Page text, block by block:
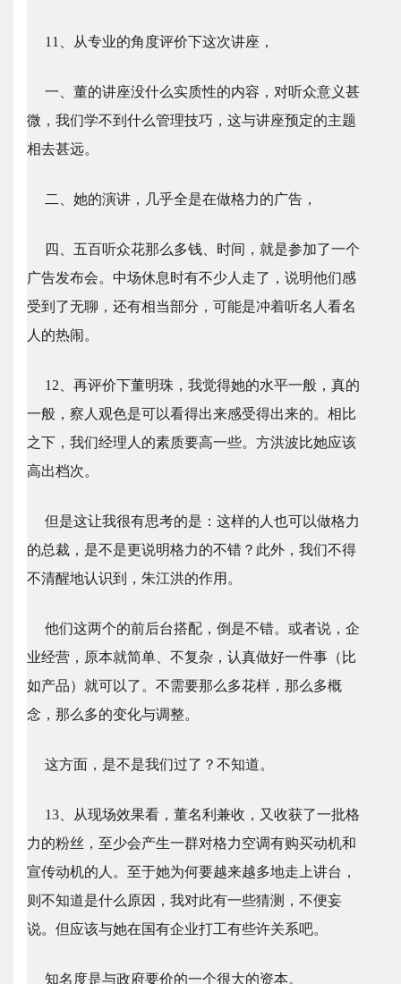
11、从专业的角度评价下这次讲座，
一、董的讲座没什么实质性的内容，对听众意义甚
微，我们学不到什么管理技巧，这与讲座预定的主题
相去甚远。
二、她的演讲，几乎全是在做格力的广告，
四、五百听众花那么多钱、时间，就是参加了一个
广告发布会。中场休息时有不少人走了，说明他们感
受到了无聊，还有相当部分，可能是冲着听名人看名
人的热闹。
12、再评价下董明珠，我觉得她的水平一般，真的
一般，察人观色是可以看得出来感受得出来的。相比
之下，我们经理人的素质要高一些。方洪波比她应该
高出档次。
但是这让我很有思考的是：这样的人也可以做格力
的总裁，是不是更说明格力的不错？此外，我们不得
不清醒地认识到，朱江洪的作用。
他们这两个的前后台搭配，倒是不错。或者说，企
业经营，原本就简单、不复杂，认真做好一件事（比
如产品）就可以了。不需要那么多花样，那么多概
念，那么多的变化与调整。
这方面，是不是我们过了？不知道。
13、从现场效果看，董名利兼收，又收获了一批格
力的粉丝，至少会产生一群对格力空调有购买动机和
宣传动机的人。至于她为何要越来越多地走上讲台，
则不知道是什么原因，我对此有一些猜测，不便妄
说。但应该与她在国有企业打工有些许关系吧。
知名度是与政府要价的一个很大的资本。